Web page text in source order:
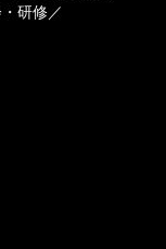
研修